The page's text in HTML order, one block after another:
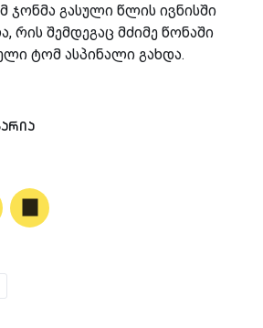
ჯონმა გასული წლის ივნისში
რის შემდეგაც მძიმე წონაში
ტომ ასპინალი გახდა.